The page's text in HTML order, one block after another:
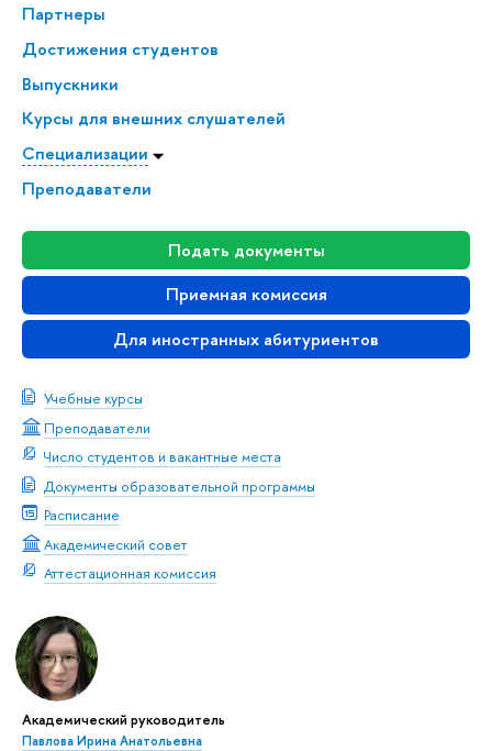
Партнеры
Достижения студенто
ыпускники
Курсы для внешних слушателей
Специализации
Преподаватели
Подать документы
Приемная комиссия
Для иностранных абитуриенто
Учебные курсы
Преподаватели
Число студентов и вакантные места
Документы образовательной программы
Расписание
Академический совет
Аттестационная комиссия
Академический руководитель
Павлова Ирина Анатольевна